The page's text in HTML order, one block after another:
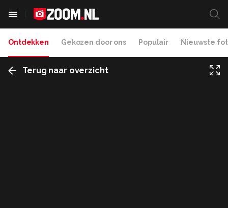
Ontdekken Gekozen door ons Populair Nieuwste
Terug naar overzicht